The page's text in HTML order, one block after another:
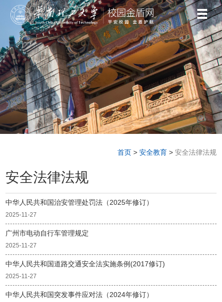
安全法律法规
首页> 安全教育> 安全法律法规
中华人民共和国治安管理处罚法（2025年修订）
2025-11-27
广州市电动自行车管理规定
2025-11-27
中华人民共和国道路交通安全法实施条例(2017修订)
2025-11-27
中华人民共和国突发事件应对法（2024年修订）